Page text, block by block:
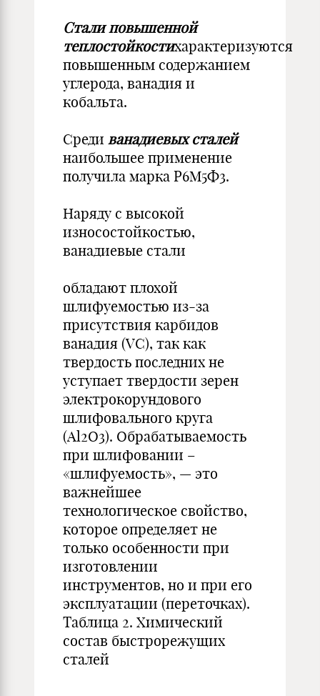
Стали повышенной
теплостойкостихарактеризуются
повышенным содержанием
углерода, ванадия и
кобальта.
Среди ванадиевых сталей
наибольшее применение
получила марка Р6М5Ф3.
Наряду с высокой
износостойкостью,
ванадиевые стали
обладают плохой
шлифуемостью из-за
присутствия карбидов
ванадия (VC), так как
твердость последних не
уступает твердости зерен
электрокорундового
шлифовального круга
(Al2O3). Обрабатываемость
при шлифовании –
«шлифуемость», — это
важнейшее
технологическое свойство,
которое определяет не
только особенности при
изготовлении
инструментов, но и при его
эксплуатации (переточках).
Таблица 2. Химический
состав быстрорежущих
сталей